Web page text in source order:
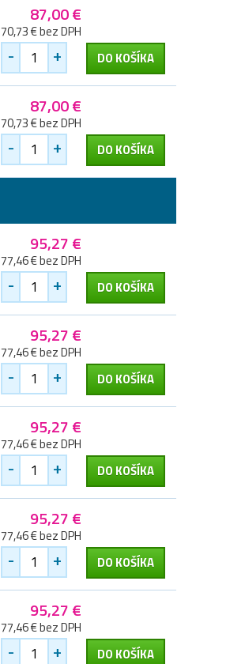
87,00 €
70,73 € bez DPH
- + DO KOŠÍKA
87,00 €
70,73 € bez DPH
- + DO KOŠÍKA
95,27 €
77,46 € bez DPH
- + DO KOŠÍKA
95,27 €
77,46 € bez DPH
- + DO KOŠÍKA
95,27 €
77,46 € bez DPH
- + DO KOŠÍKA
95,27 €
77,46 € bez DPH
- + DO KOŠÍKA
95,27 €
77,46 € bez DPH
- + DO KOŠÍKA